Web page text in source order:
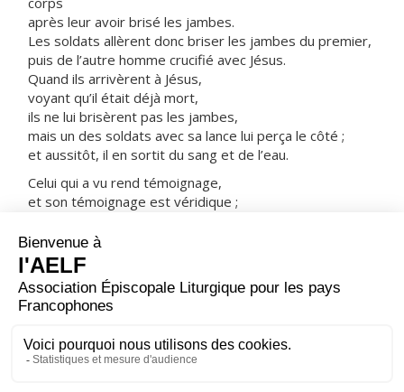
après leur avoir brisé les jambes.
Les soldats allèrent donc briser les jambes du premier,
puis de l’autre homme crucifié avec Jésus.
Quand ils arrivèrent à Jésus,
voyant qu’il était déjà mort,
ils ne lui brisèrent pas les jambes,
mais un des soldats avec sa lance lui perça le côté ;
et aussitôt, il en sortit du sang et de l’eau.
Celui qui a vu rend témoignage,
et son témoignage est véridique ;
afin que vous aussi, vous croyiez.
Cela, en effet, arriva
pour que s’accomplisse l’Écriture :
Aucun de ses os ne sera brisé.
Un autre passage de l’Écriture dit encore :
Ils lèveront les yeux vers celui qu’ils ont transpercé.
– Acclamons la Parole de Dieu.